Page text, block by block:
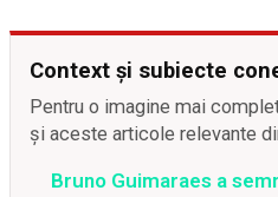
Context și subiecte
Pentru o imagine mai
și aceste articole relevante
Bruno Guimaraes a